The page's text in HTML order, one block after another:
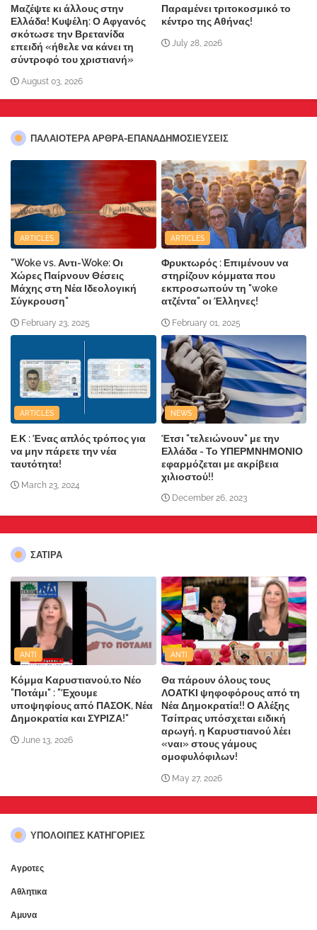
Μαζέψτε κι άλλους στην
Ελλάδα! Κυψέλη: Ο Αφγανός
σκότωσε την Βρετανίδα
επειδή «ήθελε να κάνει τη
σύντροφό του χριστιανή»
August 03, 2026
Παραμένει τριτοκοσμικό το
κέντρο της Αθήνας!
July 28, 2026
ΠΑΛΑΙΟΤΕΡΑ ΑΡΘΡΑ-ΕΠΑΝΑΔΗΜΟΣΙΕΥΣΕΙΣ
ARTICLES
"Woke vs. Αντι-Woke: Οι
Χώρες Παίρνουν Θέσεις
Μάχης στη Νέα Ιδεολογική
Σύγκρουση"
February 23, 2025
ARTICLES
Φρυκτωρός : Επιμένουν να
στηρίζουν κόμματα που
εκπροσωπούν τη "woke
ατζέντα" οι Έλληνες!
February 01, 2025
ARTICLES
Ε.Κ : Ένας απλός τρόπος για
να μην πάρετε την νέα
ταυτότητα!
March 23, 2024
NEWS
Έτσι "τελειώνουν" με την
Ελλάδα - Το ΥΠΕΡΜΝΗΜΟΝΙΟ
εφαρμόζεται με ακρίβεια
χιλιοστού!!
December 26, 2023
ΣΑΤΙΡΑ
ANTI
Κόμμα Καρυστιανού,το Νέο
"Ποτάμι" : "Έχουμε
υποψηφίους από ΠΑΣΟΚ, Νέα
Δημοκρατία και ΣΥΡΙΖΑ!"
June 13, 2026
ANTI
Θα πάρουν όλους τους
ΛΟΑΤΚΙ ψηφοφόρους από τη
Νέα Δημοκρατία!! Ο Αλέξης
Τσίπρας υπόσχεται ειδική
αρωγή, η Καρυστιανού λέει
«ναι» στους γάμους
ομοφυλόφιλων!
May 27, 2026
ΥΠΌΛΟΙΠΕΣ ΚΑΤΗΓΟΡΊΕΣ
Αγροτες
Αθλητικα
Αμυνα